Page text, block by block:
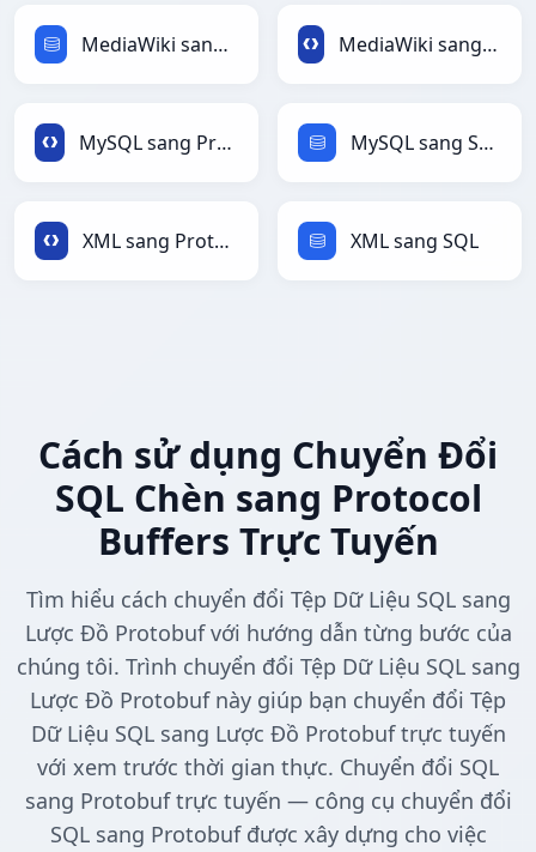
MediaWiki sang SQL MediaWiki sang Protobuf
MySQL sang Protobuf MySQL sang SQL
XML sang Protobuf XML sang SQL
Cách sử dụng Chuyển Đổi
SQL Chèn sang Protocol
Buffers Trực Tuyến
Tìm hiểu cách chuyển đổi Tệp Dữ Liệu SQL sang
Lược Đồ Protobuf với hướng dẫn từng bước của
chúng tôi. Trình chuyển đổi Tệp Dữ Liệu SQL sang
Lược Đồ Protobuf này giúp bạn chuyển đổi Tệp
Dữ Liệu SQL sang Lược Đồ Protobuf trực tuyến
với xem trước thời gian thực. Chuyển đổi SQL
sang Protobuf trực tuyến — công cụ chuyển đổi
SQL sang Protobuf được xây dựng cho việc